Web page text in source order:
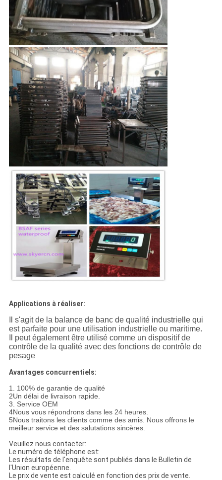
Applications à réaliser:
Il s'agit de la balance de banc de qualité industrielle qui
est parfaite pour une utilisation industrielle ou maritime.
Il peut également être utilisé comme un dispositif de
contrôle de la qualité avec des fonctions de contrôle de
pesage
Avantages concurrentiels:
1. 100% de garantie de qualité
2Un délai de livraison rapide.
3. Service OEM
4Nous vous répondrons dans les 24 heures.
5Nous traitons les clients comme des amis. Nous offrons le
meilleur service et des salutations sincères.
Veuillez nous contacter:
Le numéro de téléphone est:
Les résultats de l'enquête sont publiés dans le Bulletin de
l'Union européenne.
Le prix de vente est calculé en fonction des prix de vente.